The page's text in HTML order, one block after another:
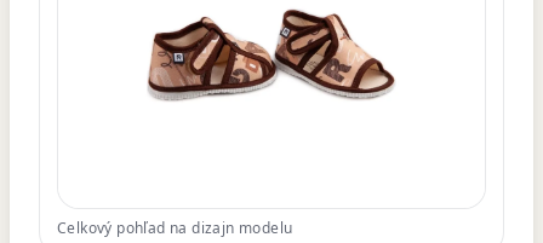
Celkový pohľad na dizajn modelu